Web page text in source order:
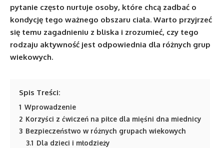
pytanie często nurtuje osoby, które chcą zadbać o
kondycję tego ważnego obszaru ciała. Warto przyjrzeć
się temu zagadnieniu z bliska i zrozumieć, czy tego
rodzaju aktywność jest odpowiednia dla różnych grup
wiekowych.
Spis Treści:
1 Wprowadzenie
2 Korzyści z ćwiczeń na piłce dla mięśni dna miednicy
3 Bezpieczeństwo w różnych grupach wiekowych
3.1 Dla dzieci i młodzieży